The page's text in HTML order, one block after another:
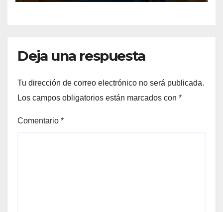
Deja una respuesta
Tu dirección de correo electrónico no será publicada.
Los campos obligatorios están marcados con *
Comentario *